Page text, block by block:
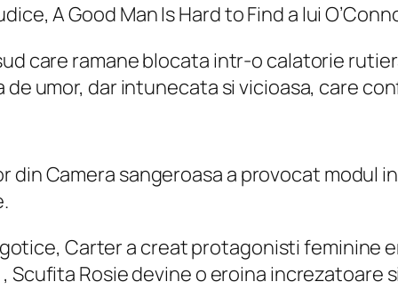
A Good Man Is Hard to Find a lui
care ramane blocata intr-o calatorie
de umor, dar intunecata si vicioasa, care
din Camera sangeroasa a provocat modul
Carter a creat protagonisti feminine
, Scufita Rosie devine o eroina increzatoare